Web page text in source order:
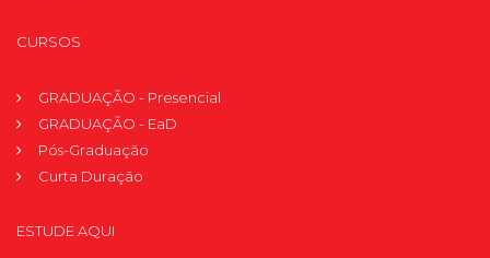
CURSOS
GRADUAÇÃO - Presencial
GRADUAÇÃO - EaD
Pós-Graduação
Curta Duração
ESTUDE AQUI